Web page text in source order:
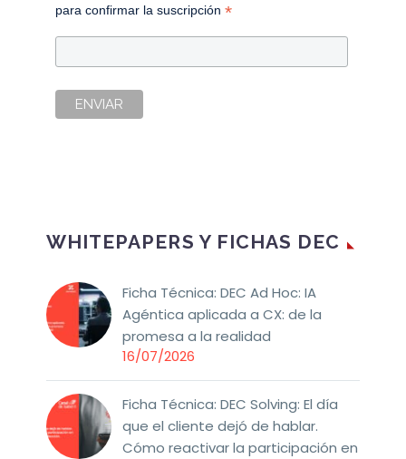
para confirmar la suscripción*
WHITEPAPERS Y FICHAS DEC
Ficha Técnica: DEC Ad Hoc: IA
Agéntica aplicada a CX: de la
promesa a la realidad
16/07/2026
Ficha Técnica: DEC Solving: El día
que el cliente dejó de hablar.
Cómo reactivar la participación en